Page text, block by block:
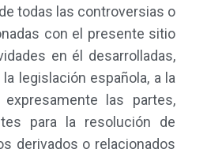
todas las controversias o
con el presente sitio
en él desarrolladas,
legislación española, a la
las partes,
para la resolución de
derivados o relacionados